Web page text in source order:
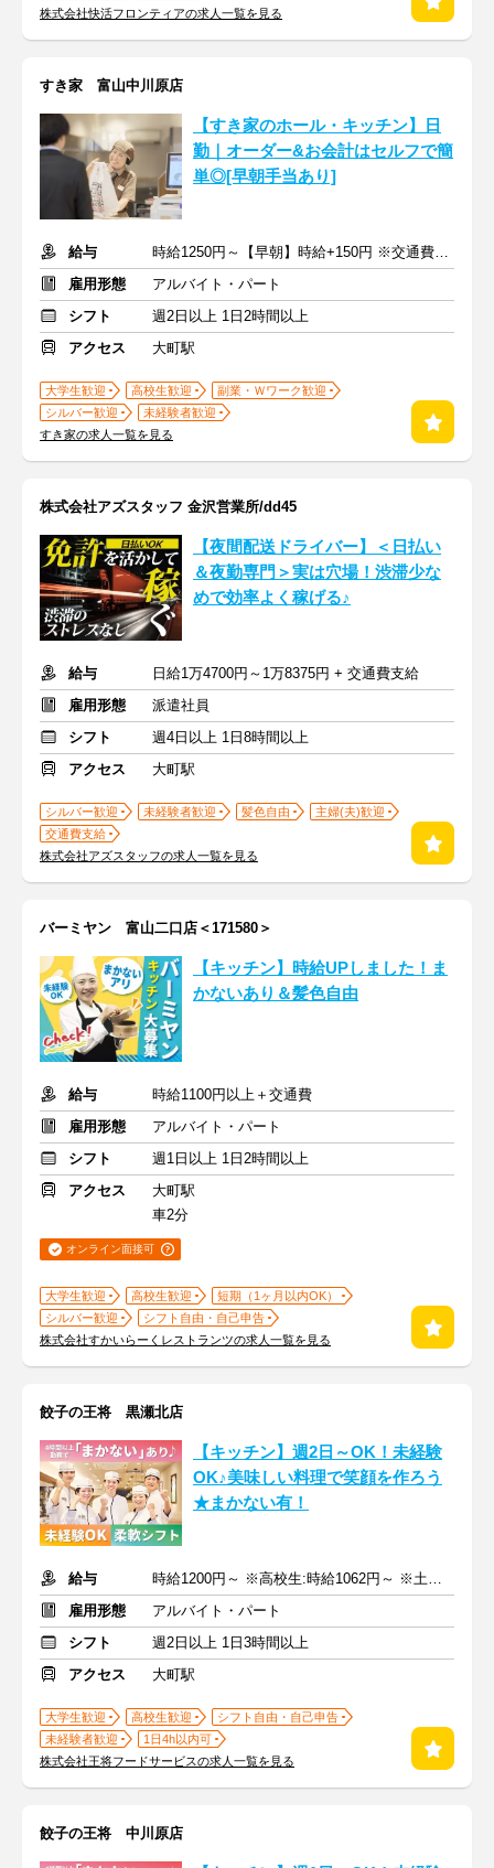
株式会社快活フロンティアの求人一覧を見る
すき家 富山中川原店
【すき家のホール・キッチン】日
勤｜オーダー&お会計はセルフで簡
単◎[早朝手当あり]
給与
時給1250円～【早朝】時給+150円 ※交通費支給
雇用形態
アルバイト・パート
シフト
週2日以上 1日2時間以上
アクセス
大町駅
大学生歓迎 高校生歓迎
副業・Ｗワーク歓迎
シルバー歓迎
未経験者歓迎
すき家の求人一覧を見る
株式会社アズスタッフ 金沢営業所/dd45
【夜間配送ドライバー】＜日払い
＆夜勤専門＞実は穴場！渋滞少な
めで効率よく稼げる♪
給与
日給1万4700円～1万8375円 + 交通費支給
雇用形態
派遣社員
シフト
週4日以上 1日8時間以上
アクセス
大町駅
シルバー歓迎 未経験者歓迎 髪色自由
主婦(夫)歓迎
交通費支給
株式会社アズスタッフの求人一覧を見る
バーミヤン 富山二口店＜171580＞
【キッチン】時給UPしました！ま
かないあり＆髪色自由
給与
時給1100円以上＋交通費
雇用形態
アルバイト・パート
シフト
週1日以上 1日2時間以上
アクセス
大町駅
車2分
オンライン面接可
大学生歓迎 高校生歓迎
短期（1ヶ月以内OK）
シルバー歓迎
シフト自由・自己申告
株式会社すかいらーくレストランツの求人一覧を見る
餃子の王将 黒瀬北店
【キッチン】週2日～OK！未経験
OK♪美味しい料理で笑顔を作ろう
★まかない有！
給与
時給1200円～ ※高校生:時給1062円～ ※土日祝+100円
雇用形態
アルバイト・パート
シフト
週2日以上 1日3時間以上
アクセス
大町駅
大学生歓迎 高校生歓迎
シフト自由・自己申告
未経験者歓迎
1日4h以内可
株式会社王将フードサービスの求人一覧を見る
餃子の王将 中川原店